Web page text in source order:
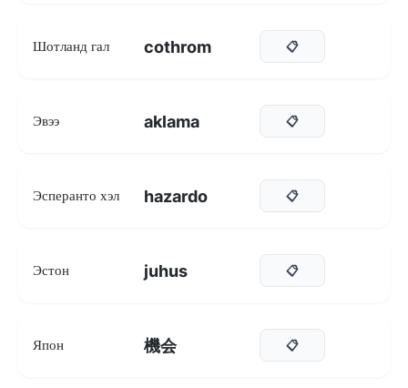
Шотланд гал cothrom 📋
Эвээ aklama 📋
Эсперанто хэл hazardo 📋
Эстон juhus 📋
Япон 機会 📋